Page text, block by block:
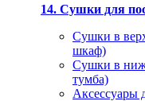
14. Сушки для
Сушки в
шкаф)
Сушки в
тумба)
Аксессуары